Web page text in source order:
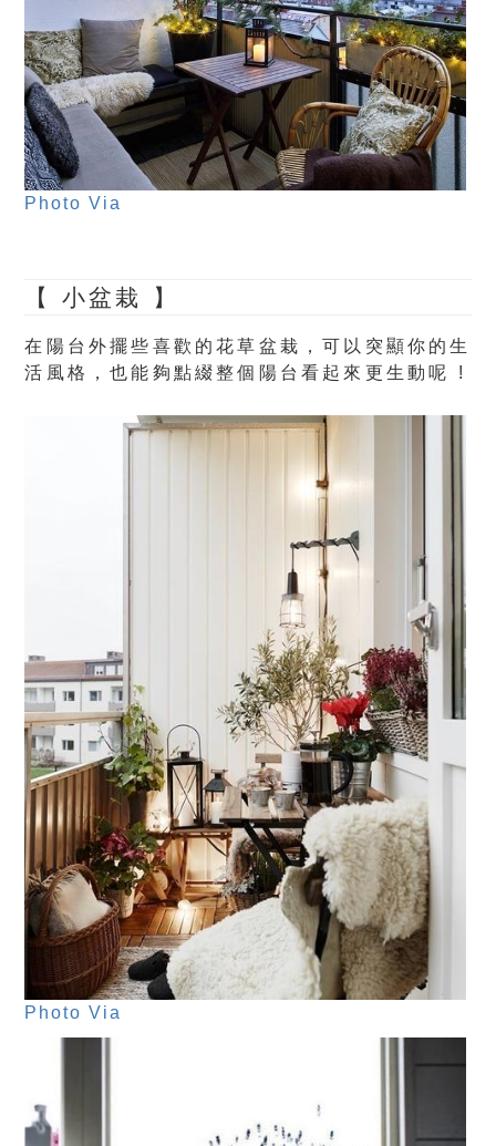
Photo Via
【 小盆栽 】
在陽台外擺些喜歡的花草盆栽，可以突顯你的生
活風格，也能夠點綴整個陽台看起來更生動呢 !
Photo Via